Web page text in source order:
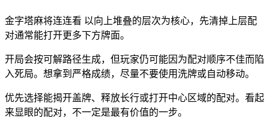
金字塔麻将连连看 以向上堆叠的层次为核心，先清掉上层配
对通常能打开更多下方牌面。
开局会按可解路径生成，但玩家仍可能因为配对顺序不佳而陷
入死局。想拿到严格成绩，尽量不要使用洗牌或自动移动。
优先选择能揭开盖牌、释放长行或打开中心区域的配对。看起
来显眼的配对，不一定是最有价值的一步。